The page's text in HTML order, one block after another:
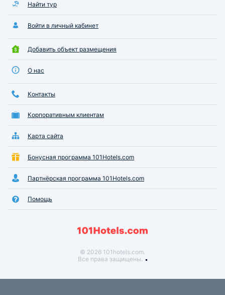
Найти тур
Войти в личный кабинет
Добавить объект размещения
О нас
Контакты
Корпоративным клиентам
Карта сайта
Бонусная программа 101Hotels.com
Партнёрская программа 101Hotels.com
Помощь
© 2026 101hotels.com.
Все права защищены.